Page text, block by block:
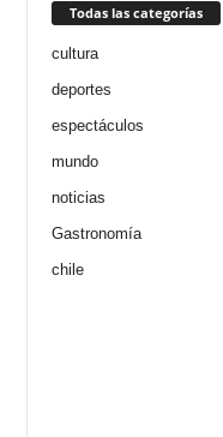
Todas las categorías
cultura
deportes
espectáculos
mundo
noticias
Gastronomía
chile